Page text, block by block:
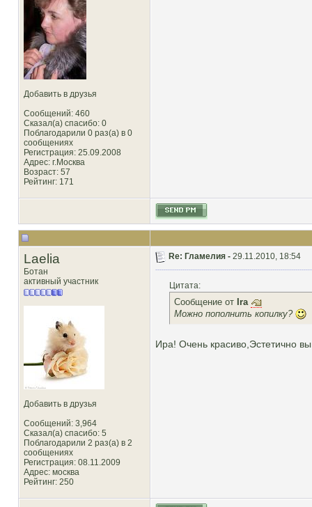
Добавить в друзья
Сообщений: 460
Сказал(а) спасибо: 0
Поблагодарили 0 раз(а) в 0
сообщениях
Регистрация: 25.09.2008
Адрес: г.Москва
Возраст: 57
Рейтинг: 171
Laelia
Ботан
активный участник
Добавить в друзья
Сообщений: 3,964
Сказал(а) спасибо: 5
Поблагодарили 2 раз(а) в 2
сообщениях
Регистрация: 08.11.2009
Адрес: москва
Рейтинг: 250
Re: Гламелия - 29.11.2010, 18:54
Цитата:
Сообщение от Ira
Можно пополнить копилку?
Ира! Очень красиво,Эстетично